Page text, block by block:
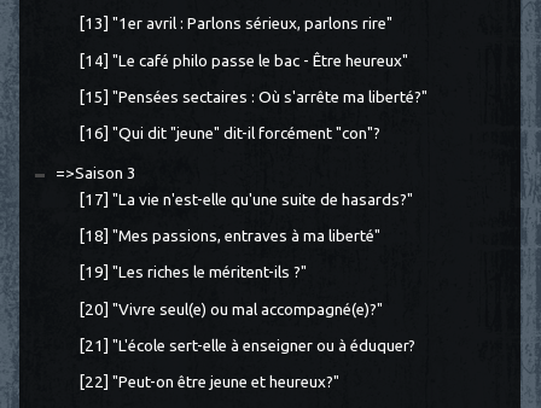
[13] "1er avril : Parlons sérieux, parlons rire"
[14] "Le café philo passe le bac - Être heureux"
[15] "Pensées sectaires : Où s'arrête ma liberté?"
[16] "Qui dit "jeune" dit-il forcément "con"?
=>Saison 3
[17] "La vie n'est-elle qu'une suite de hasards?"
[18] "Mes passions, entraves à ma liberté"
[19] "Les riches le méritent-ils ?"
[20] "Vivre seul(e) ou mal accompagné(e)?"
[21] "L'école sert-elle à enseigner ou à éduquer?
[22] "Peut-on être jeune et heureux?"